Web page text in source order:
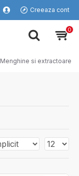
Creeaza cont
0
Menghine si extractoare